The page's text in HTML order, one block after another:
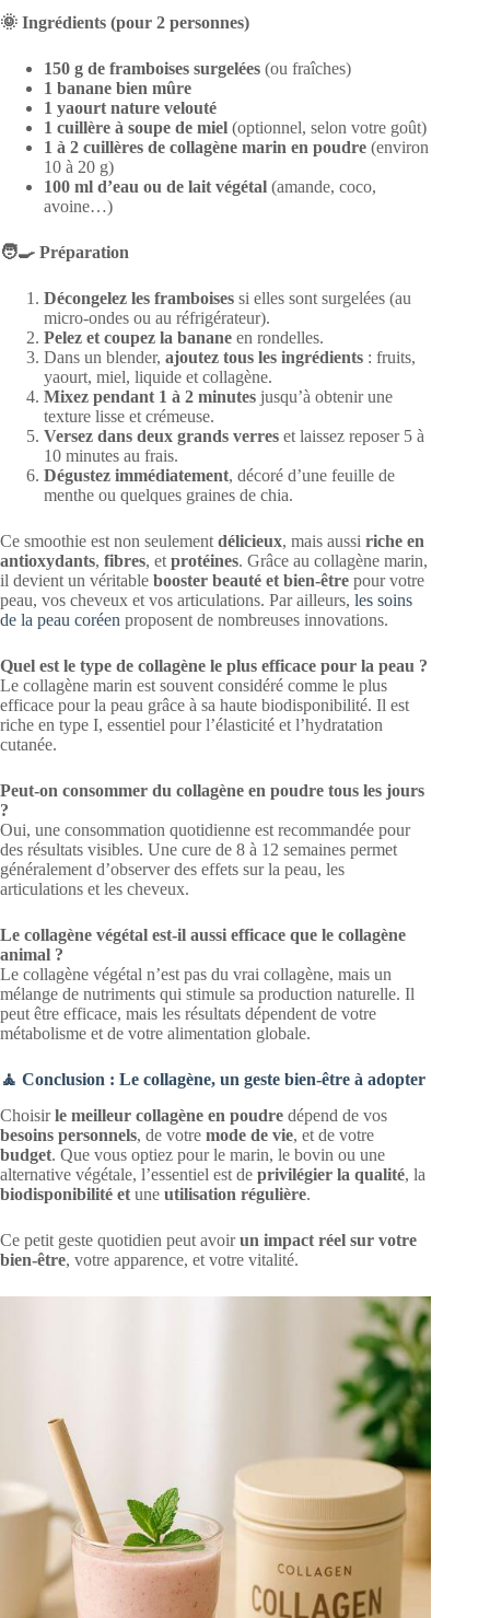
🌞 Ingrédients (pour 2 personnes)
150 g de framboises surgelées (ou fraîches)
1 banane bien mûre
1 yaourt nature velouté
1 cuillère à soupe de miel (optionnel, selon votre goût)
1 à 2 cuillères de collagène marin en poudre (environ
10 à 20 g)
100 ml d’eau ou de lait végétal (amande, coco,
avoine…)
🧑‍🍳 Préparation
Décongelez les framboises si elles sont surgelées (au
micro-ondes ou au réfrigérateur).
Pelez et coupez la banane en rondelles.
Dans un blender, ajoutez tous les ingrédients : fruits,
yaourt, miel, liquide et collagène.
Mixez pendant 1 à 2 minutes jusqu’à obtenir une
texture lisse et crémeuse.
Versez dans deux grands verres et laissez reposer 5 à
10 minutes au frais.
Dégustez immédiatement, décoré d’une feuille de
menthe ou quelques graines de chia.
Ce smoothie est non seulement délicieux, mais aussi riche en
antioxydants, fibres, et protéines. Grâce au collagène marin,
il devient un véritable booster beauté et bien-être pour votre
peau, vos cheveux et vos articulations. Par ailleurs, les soins
de la peau coréen proposent de nombreuses innovations.
Quel est le type de collagène le plus efficace pour la peau ?
Le collagène marin est souvent considéré comme le plus
efficace pour la peau grâce à sa haute biodisponibilité. Il est
riche en type I, essentiel pour l’élasticité et l’hydratation
cutanée.
Peut-on consommer du collagène en poudre tous les jours
?
Oui, une consommation quotidienne est recommandée pour
des résultats visibles. Une cure de 8 à 12 semaines permet
généralement d’observer des effets sur la peau, les
articulations et les cheveux.
Le collagène végétal est-il aussi efficace que le collagène
animal ?
Le collagène végétal n’est pas du vrai collagène, mais un
mélange de nutriments qui stimule sa production naturelle. Il
peut être efficace, mais les résultats dépendent de votre
métabolisme et de votre alimentation globale.
🧘 Conclusion : Le collagène, un geste bien-être à adopter
Choisirle meilleur collagène en poudre dépend de vos
besoins personnels, de votre mode de vie, et de votre
budget. Que vous optiez pour le marin, le bovin ou une
alternative végétale, l’essentiel est de privilégier la qualité, la
biodisponibilité et une utilisation régulière.
Ce petit geste quotidien peut avoirun impact réel sur votre
bien-être, votre apparence, et votre vitalité.